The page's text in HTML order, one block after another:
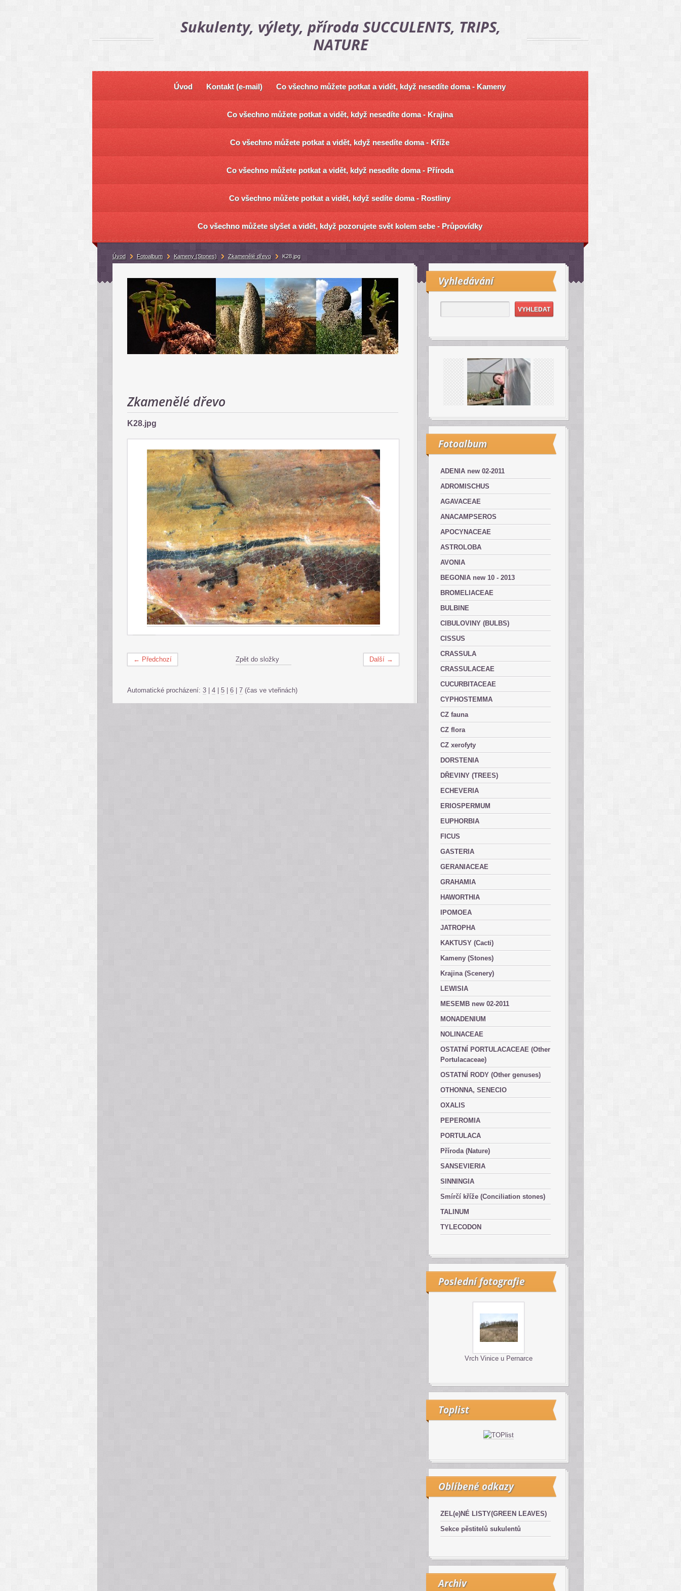
Sukulenty, výlety, příroda SUCCULENTS, TRIPS,
NATURE
Úvod Kontakt (e-mail) Co všechno můžete potkat a vidět, když nesedíte doma - Kameny
Co všechno můžete potkat a vidět, když nesedíte doma - Krajina
Co všechno můžete potkat a vidět, když nesedíte doma - Kříže
Co všechno můžete potkat a vidět, když nesedíte doma - Příroda
Co všechno můžete potkat a vidět, když sedíte doma - Rostliny
Co všechno můžete slyšet a vidět, když pozorujete svět kolem sebe - Průpovídky
Zkamenělé dřevo
K28.jpg
← Předchozí Další →
Zpět do složky
Automatické procházení: 3 4 5 6 7 (čas ve vteřinách)
Vyhledávání
Fotoalbum
ADENIA new 02-2011
ADROMISCHUS
AGAVACEAE
ANACAMPSEROS
APOCYNACEAE
ASTROLOBA
AVONIA
BEGONIA new 10 - 2013
BROMELIACEAE
BULBINE
CIBULOVINY (BULBS)
CISSUS
CRASSULA
CRASSULACEAE
CUCURBITACEAE
CYPHOSTEMMA
CZ fauna
CZ flora
CZ xerofyty
DORSTENIA
DŘEVINY (TREES)
ECHEVERIA
ERIOSPERMUM
EUPHORBIA
FICUS
GASTERIA
GERANIACEAE
GRAHAMIA
HAWORTHIA
IPOMOEA
JATROPHA
KAKTUSY (Cacti)
Kameny (Stones)
Krajina (Scenery)
LEWISIA
MESEMB new 02-2011
MONADENIUM
NOLINACEAE
OSTATNÍ PORTULACACEAE (Other
Portulacaceae)
OSTATNÍ RODY (Other genuses)
OTHONNA, SENECIO
OXALIS
PEPEROMIA
PORTULACA
Příroda (Nature)
SANSEVIERIA
SINNINGIA
Smírčí kříže (Conciliation stones)
TALINUM
TYLECODON
Poslední fotografie
Vrch Vinice u Pernarce
Toplist
Oblíbené odkazy
ZEL(e)NÉ LISTY(GREEN LEAVES)
Sekce pěstitelů sukulentů
Archiv
Úvod Fotoalbum Kameny (Stones) Zkamenělé dřevo K28.jpg